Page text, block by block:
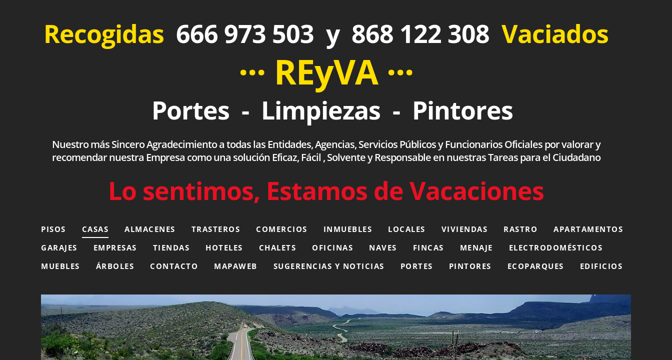
Recogidas 666 973 503 y 868 122 308 Vaciados
··· REyVA ···
Portes - Limpiezas - Pintores
Nuestro más Sincero Agradecimiento a todas las Entidades, Agencias, Servicios Públicos y Funcionarios Oficiales por valorar y
recomendar nuestra Empresa como una solución Eficaz, Fácil , Solvente y Responsable en nuestras Tareas para el Ciudadano
Lo sentimos, Estamos de Vacaciones
PISOS CASAS ALMACENES TRASTEROS COMERCIOS INMUEBLES LOCALES VIVIENDAS RASTRO
APARTAMENTOS
GARAJES
EMPRESAS TIENDAS HOTELES CHALETS OFICINAS NAVES FINCAS MENAJE
ELECTRODOMÉSTICOS
MUEBLES
ÁRBOLES CONTACTO MAPAWEB SUGERENCIAS Y NOTICIAS PORTES PINTORES ECOPARQUES EDIFICIOS